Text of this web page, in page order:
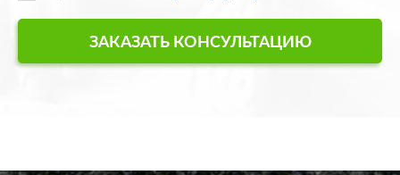
ЗАКАЗАТЬ КОНСУЛЬТАЦИЮ